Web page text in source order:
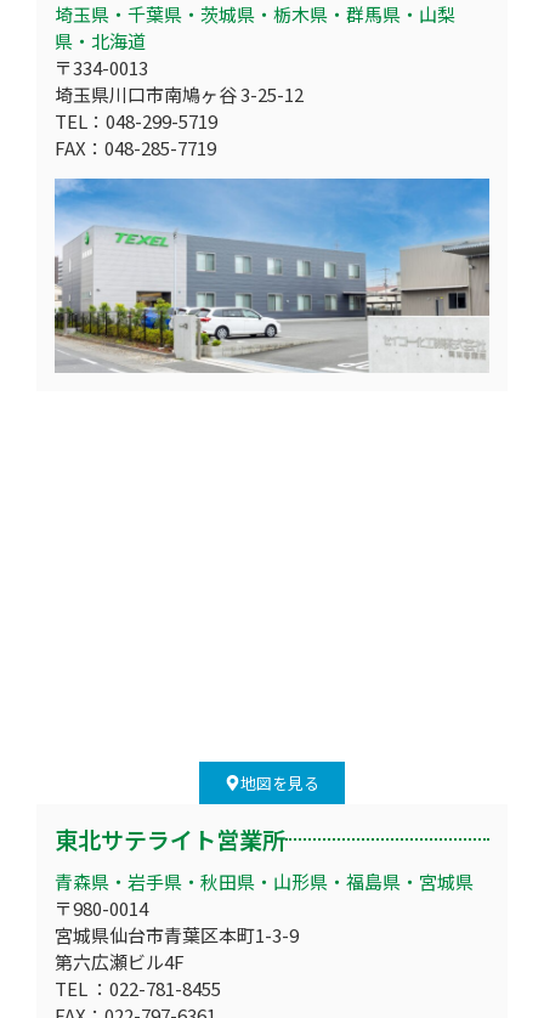
埼玉県・千葉県・茨城県・栃木県・群馬県・山梨
県・北海道
〒334-0013
埼玉県川口市南鳩ヶ谷 3-25-12
TEL：048-299-5719
FAX：048-285-7719
地図を見る
東北サテライト営業所
青森県・岩手県・秋田県・山形県・福島県・宮城県
〒980-0014
宮城県仙台市青葉区本町1-3-9
第六広瀬ビル4F
TEL ：022-781-8455